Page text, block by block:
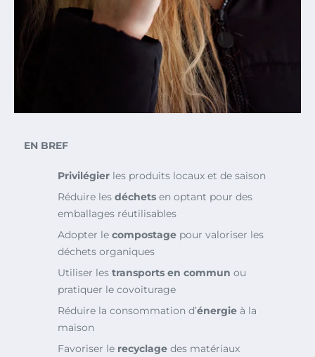
EN BREF
Privilégier les produits locaux et de saison
Réduire les déchets en optant pour des
emballages réutilisables
Adopter le compostage pour valoriser les
déchets organiques
Utiliser les transports en commun ou
pratiquer le covoiturage
Réduire la consommation d’énergie à la
maison
Favoriser le recyclage des matériaux